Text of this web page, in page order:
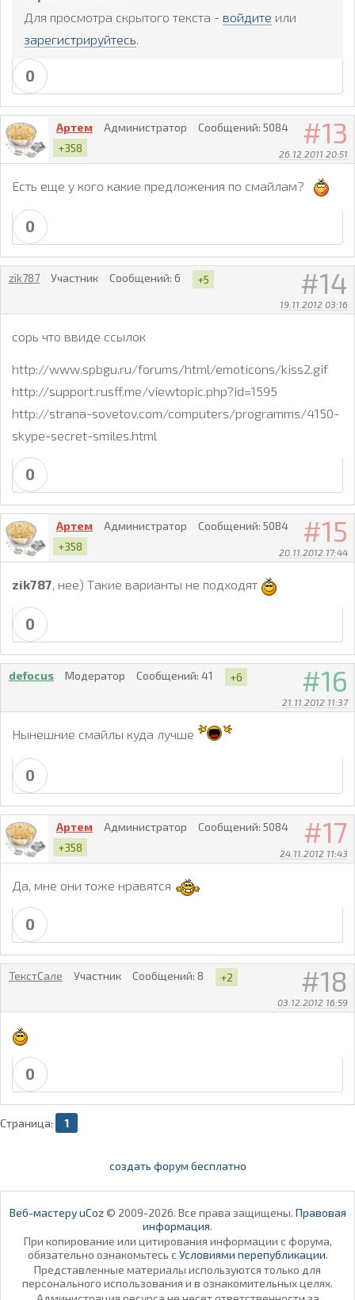
Для просмотра скрытого текста - войдите или
зарегистрируйтесь.
0
13
26.12.2011 20:51
Артем Администратор Сообщений: 5084
+358
Есть еще у кого какие предложения по смайлам?
0
14
19.11.2012 03:16
zik787 Участник Сообщений: 6 +5
сорь что ввиде ссылок
http://www.spbgu.ru/forums/html/emoticons/kiss2.gif
http://support.rusff.me/viewtopic.php?id=1595
http://strana-sovetov.com/computers/programms/4150-
skype-secret-smiles.html
0
15
20.11.2012 17:44
Артем Администратор Сообщений: 5084
+358
zik787, нее) Такие варианты не подходят
0
16
21.11.2012 11:37
defocus Модератор Сообщений: 41 +6
Нынешние смайлы куда лучше
0
17
24.11.2012 11:43
Артем Администратор Сообщений: 5084
+358
Да, мне они тоже нравятся
0
18
03.12.2012 16:59
ТекстСале Участник Сообщений: 8 +2
0
Страница: 1
создать форум бесплатно
Веб-мастеру uCoz© 2009-2026. Все права защищены. Правовая
информация.
При копирование или цитирования информации с форума,
обязательно ознакомьтесь с Условиями перепубликации.
Представленные материалы используются только для
персонального использования и в ознакомительных целях.